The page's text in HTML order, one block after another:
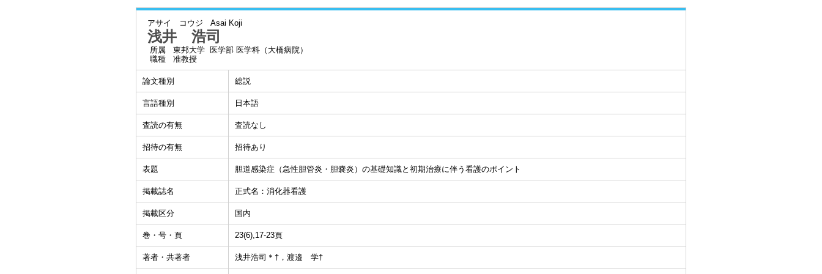
アサイ コウジ Asai Koji
浅井 浩司
所属
東邦大学 医学部 医学科（大橋病院）
職種
准教授
論文種別 総説
言語種別 日本語
査読の有無 査読なし
招待の有無 招待あり
表題 胆道感染症（急性胆管炎・胆嚢炎）の基礎知識と初期治療に伴う看護のポイント
掲載誌名 正式名：消化器看護
掲載区分 国内
巻・号・頁 23(6),17-23頁
著者・共著者 浅井浩司＊†，渡邉 学†